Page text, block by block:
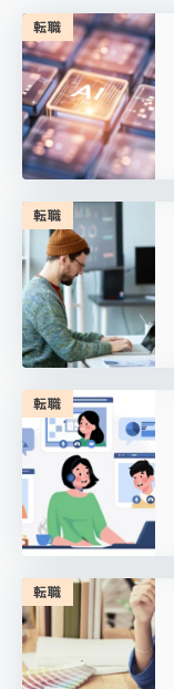
転職
転職
転職
転職